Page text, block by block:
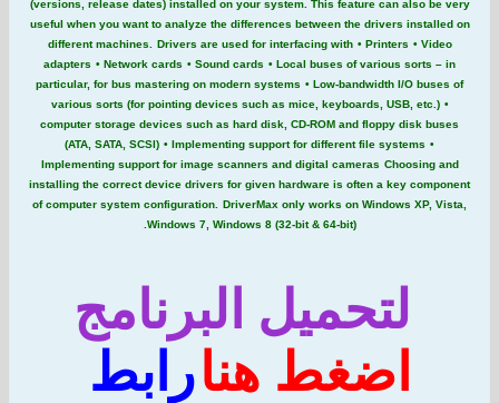
(versions, release dates) installed on your system. This feature can
useful when you want to analyze the differences between the drivers
different machines. Drivers are used for interfacing with • Printers
adapters • Network cards • Sound cards
• Local buses of various
particular, for bus mastering on modern systems • Low-bandwidth I/
various sorts (for pointing devices such as mice, keyboards, USB,
computer storage devices such as hard disk, CD-ROM and floppy
(ATA, SATA, SCSI) • Implementing support for different file
Implementing support for image scanners and digital cameras
installing the correct device drivers for given hardware is often a key
of computer system configuration.
DriverMax only works on Windows
Windows 7, Windows 8 (32-bit & 64-bit).
لتحميل البرنامج
اضغط هنا رابط